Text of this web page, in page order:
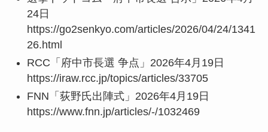
24日
https://go2senkyo.com/articles/2026/04/24/1341
26.html
RCC「府中市長選 争点」2026年4月19日
https://iraw.rcc.jp/topics/articles/33705
FNN「荻野氏出陣式」2026年4月19日
https://www.fnn.jp/articles/-/1032469